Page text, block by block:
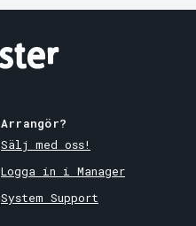
Arrangör?
Sälj med oss!
Logga in i Manager
System Support